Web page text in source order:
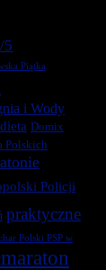
5
Piątka
i Wody
dieta Domix
Polskich
Policji
praktyczne
Polski PSP w